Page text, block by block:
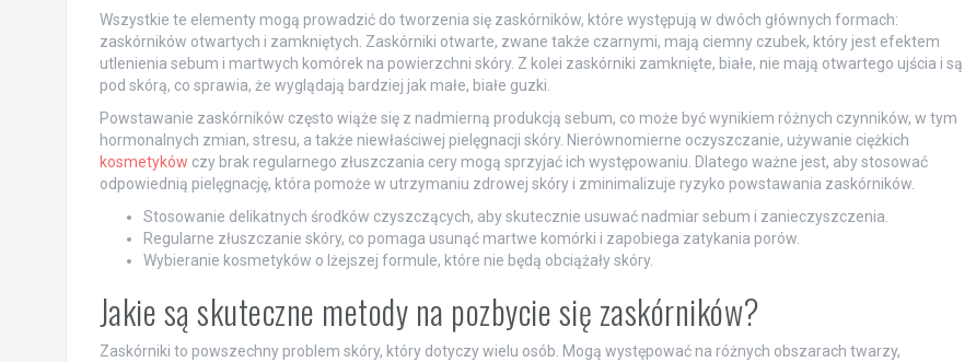
Wszystkie te elementy mogą prowadzić do tworzenia się zaskórników, które występują w dwóch głównych formach:
zaskórników otwartych i zamkniętych. Zaskórniki otwarte, zwane także czarnymi, mają ciemny czubek, który jest efektem
utlenienia sebum i martwych komórek na powierzchni skóry. Z kolei zaskórniki zamknięte, białe, nie mają otwartego ujścia i są
pod skórą, co sprawia, że wyglądają bardziej jak małe, białe guzki.
Powstawanie zaskórników często wiąże się z nadmierną produkcją sebum, co może być wynikiem różnych czynników, w tym
hormonalnych zmian, stresu, a także niewłaściwej pielęgnacji skóry. Nierównomierne oczyszczanie, używanie ciężkich
kosmetyków czy brak regularnego złuszczania cery mogą sprzyjać ich występowaniu. Dlatego ważne jest, aby stosować
odpowiednią pielęgnację, która pomoże w utrzymaniu zdrowej skóry i zminimalizuje ryzyko powstawania zaskórników.
Stosowanie delikatnych środków czyszczących, aby skutecznie usuwać nadmiar sebum i zanieczyszczenia.
Regularne złuszczanie skóry, co pomaga usunąć martwe komórki i zapobiega zatykania porów.
Wybieranie kosmetyków o lżejszej formule, które nie będą obciążały skóry.
Jakie są skuteczne metody na pozbycie się zaskórników?
Zaskórniki to powszechny problem skóry, który dotyczy wielu osób. Mogą występować na różnych obszarach twarzy,